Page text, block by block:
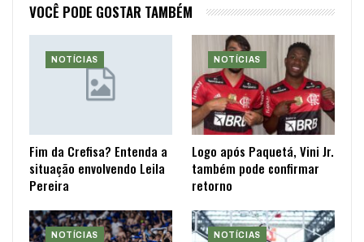
VOCÊ PODE GOSTAR TAMBÉM
NOTÍCIAS
Fim da Crefisa? Entenda a
situação envolvendo Leila
Pereira
NOTÍCIAS
Logo após Paquetá, Vini Jr.
também pode confirmar
retorno
NOTÍCIAS NOTÍCIAS